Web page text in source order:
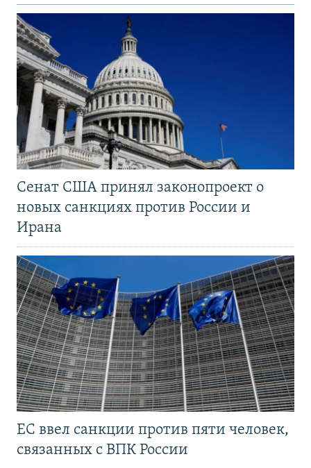
Сенат США принял законопроект о
новых санкциях против России и
Ирана
ЕС ввел санкции против пяти человек,
связанных с ВПК России